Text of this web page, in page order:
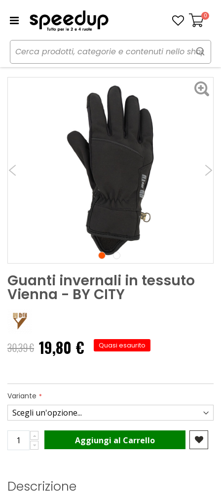
Carrello
0
Home Moto Abbigliamento moto
Guanti
Guanti invernali in tessuto Vienna
Guanti invernali in tessuto
Vienna - BY CITY
30,39 € 19,80 € Quasi esaurito
Variante
Aggiungi al Carrello
Descrizione